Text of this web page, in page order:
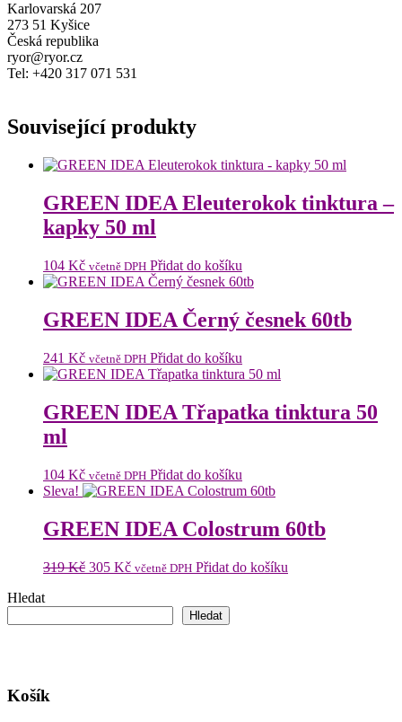
Karlovarská 207
273 51 Kyšice
Česká republika
ryor@ryor.cz
Tel: +420 317 071 531
Související produkty
GREEN IDEA Eleuterokok tinktura –
kapky 50 ml
104 Kč včetně DPH Přidat do košíku
GREEN IDEA Černý česnek 60tb
241 Kč včetně DPH Přidat do košíku
GREEN IDEA Třapatka tinktura 50
ml
104 Kč včetně DPH Přidat do košíku
Sleva!
GREEN IDEA Colostrum 60tb
319Kč Původní
305 KčAktuální
včetně DPH Přidat do košíku
Hledat
Hledat
Košík